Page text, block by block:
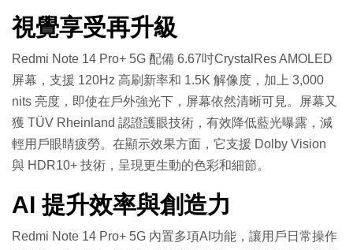
視覺享受再升級
Redmi Note 14 Pro+ 5G 配備 6.67吋CrystalRes AMOLED
屏幕，支援 120Hz 高刷新率和 1.5K 解像度，加上 3,000
nits 亮度，即使在戶外強光下，屏幕依然清晰可見。屏幕又
獲 TÜV Rheinland 認證護眼技術，有效降低藍光曝露，減
輕用戶眼睛疲勞。在顯示效果方面，它支援 Dolby Vision
與 HDR10+ 技術，呈現更生動的色彩和細節。
AI 提升效率與創造力
Redmi Note 14 Pro+ 5G 內置多項AI功能，讓用戶日常操作